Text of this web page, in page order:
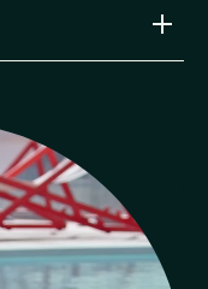
Vitoria-Gasteiz